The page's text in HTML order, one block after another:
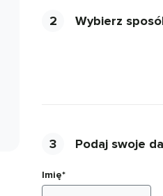
2 Wybierz
3 Podaj swoje
Imię*